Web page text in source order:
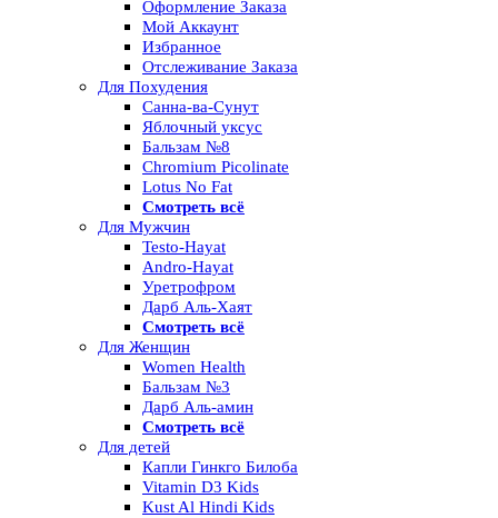
Оформление Заказа
Мой Аккаунт
Избранное
Отслеживание Заказа
Для Похудения
Санна-ва-Сунут
Яблочный уксус
Бальзам №8
Chromium Picolinate
Lotus No Fat
Смотреть всё
Для Мужчин
Testo-Hayat
Andro-Hayat
Уретрофром
Дарб Аль-Хаят
Смотреть всё
Для Женщин
Women Health
Бальзам №3
Дарб Аль-амин
Смотреть всё
Для детей
Капли Гинкго Билоба
Vitamin D3 Kids
Kust Al Hindi Kids